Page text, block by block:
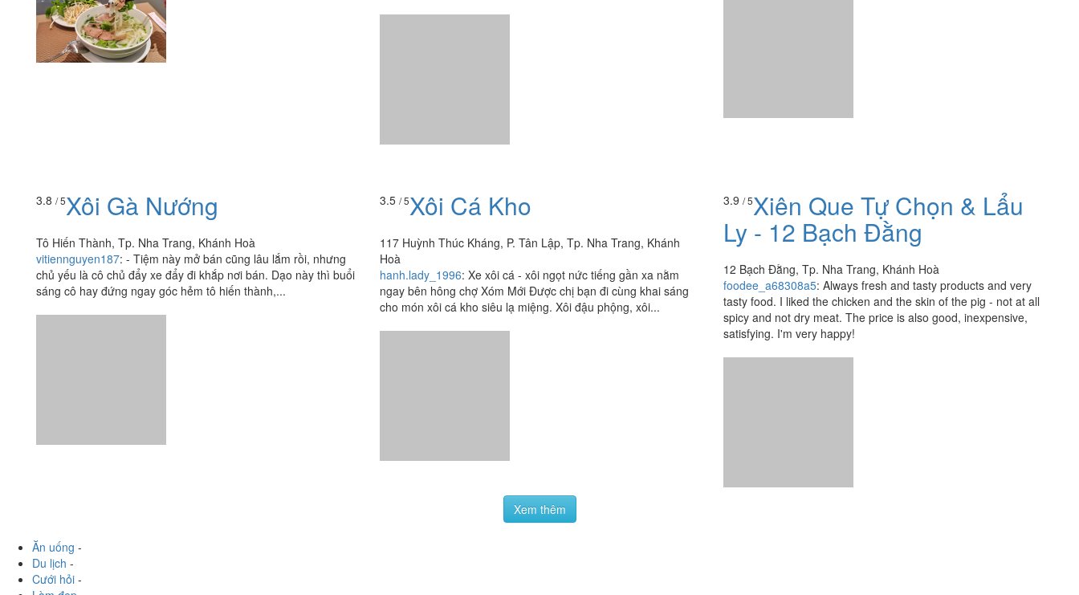
sáng cô hay đứng ngay góc hẻm tô hiến thành,...
ngay bên hông chợ Xóm Mới Được chị bạn đi cùng khai sáng
3.9/ 5Xiên Que Tự Chọn & Lẩu
foodee_a68308a5:Always fresh and tasty products and very
tasty food. I liked the chicken and the skin of the pig - not at all
spicy and not dry meat. The price is also good, inexpensive,
satisfying. I'm very happy!
Mua sắm-
Giáo dục
Dịch vụ